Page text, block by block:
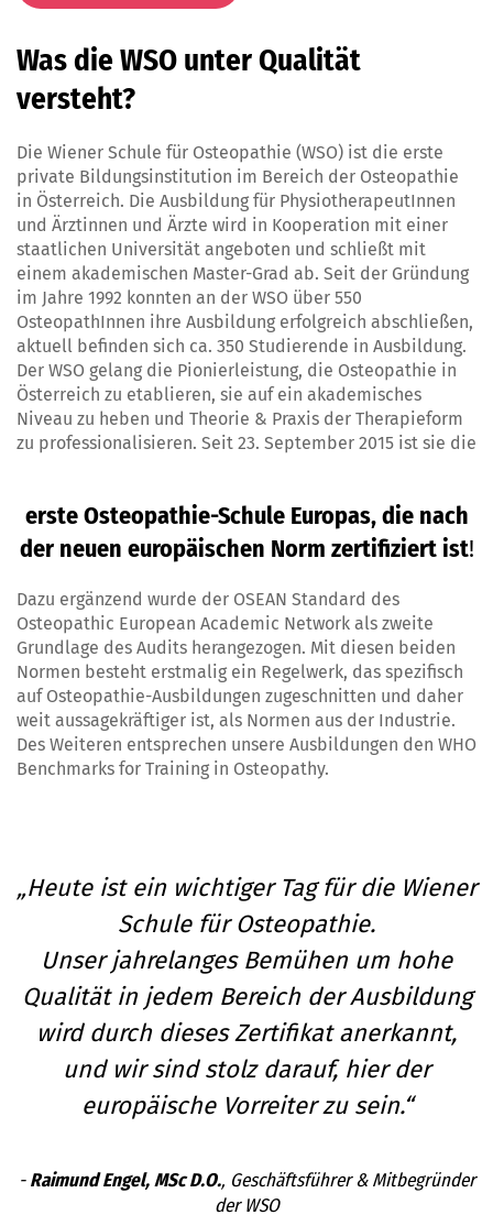
Was die WSO unter Qualität
versteht?
Die Wiener Schule für Osteopathie (WSO) ist die erste
private Bildungsinstitution im Bereich der Osteopathie
in Österreich. Die Ausbildung für PhysiotherapeutInnen
und Ärztinnen und Ärzte wird in Kooperation mit einer
staatlichen Universität angeboten und schließt mit
einem akademischen Master-Grad ab. Seit der Gründung
im Jahre 1992 konnten an der WSO über 550
OsteopathInnen ihre Ausbildung erfolgreich abschließen,
aktuell befinden sich ca. 350 Studierende in Ausbildung.
Der WSO gelang die Pionierleistung, die Osteopathie in
Österreich zu etablieren, sie auf ein akademisches
Niveau zu heben und Theorie & Praxis der Therapieform
zu professionalisieren. Seit 23. September 2015 ist sie die
erste Osteopathie-Schule Europas, die nach
der neuen europäischen Norm zertifiziert ist!
Dazu ergänzend wurde der OSEAN Standard des
Osteopathic European Academic Network als zweite
Grundlage des Audits herangezogen. Mit diesen beiden
Normen besteht erstmalig ein Regelwerk, das spezifisch
auf Osteopathie-Ausbildungen zugeschnitten und daher
weit aussagekräftiger ist, als Normen aus der Industrie.
Des Weiteren entsprechen unsere Ausbildungen den WHO
Benchmarks for Training in Osteopathy.
„Heute ist ein wichtiger Tag für die Wiener
Schule für Osteopathie.
Unser jahrelanges Bemühen um hohe
Qualität in jedem Bereich der Ausbildung
wird durch dieses Zertifikat anerkannt,
und wir sind stolz darauf, hier der
europäische Vorreiter zu sein.“
-Raimund Engel, MSc D.O., Geschäftsführer & Mitbegründer
der WSO